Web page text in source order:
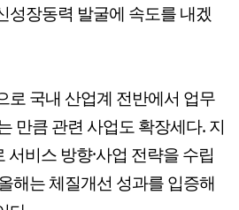
성장동력 발굴에 속도를 내겠
로 국내 산업계 전반에서 업무
만큼 관련 사업도 확장세다. 지
비스 방향·사업 전략을 수립
해는 체질개선 성과를 입증해